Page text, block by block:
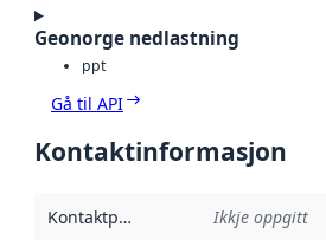
Geonorge nedlastning
ppt
Gå til API
Kontaktinformasjon
Kontaktpunkt Ikkje oppgitt